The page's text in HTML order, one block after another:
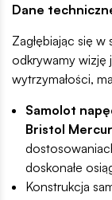
Dane techniczne
Zagłębiając się w
odkrywamy wizję
wytrzymałości,
Samolot
Bristol
doskonałe
Konstrukcja